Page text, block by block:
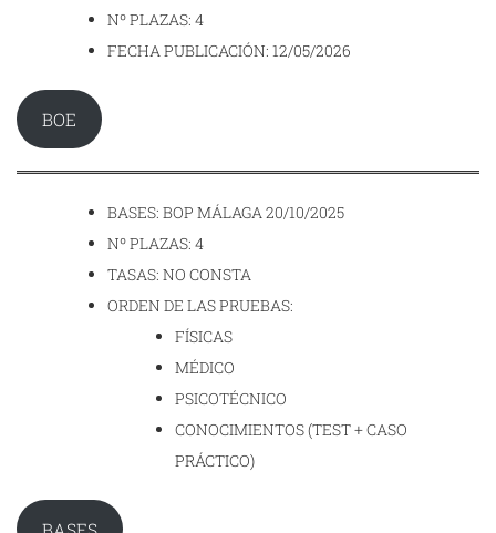
Nº PLAZAS: 4
FECHA PUBLICACIÓN: 12/05/2026
BOE
BASES: BOP MÁLAGA 20/10/2025
Nº PLAZAS: 4
TASAS: NO CONSTA
ORDEN DE LAS PRUEBAS:
FÍSICAS
MÉDICO
PSICOTÉCNICO
CONOCIMIENTOS (TEST + CASO
PRÁCTICO)